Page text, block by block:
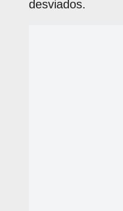
desviados.